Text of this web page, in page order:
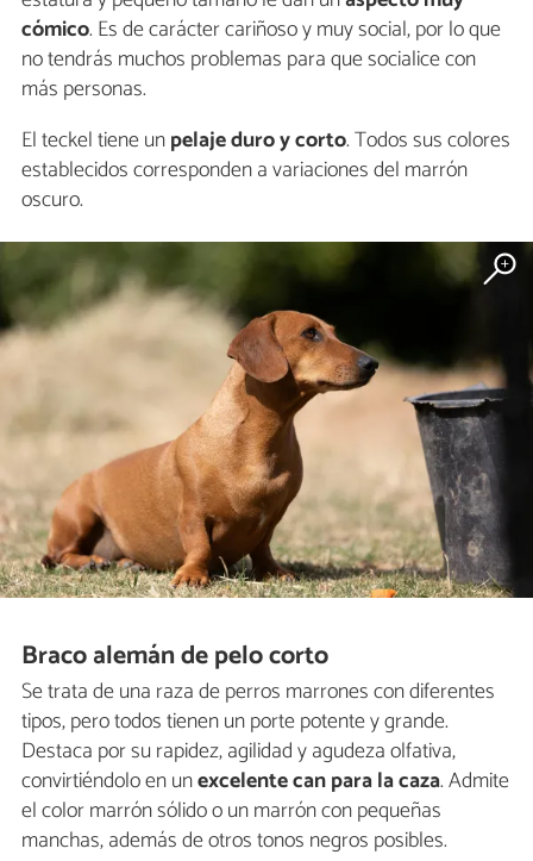
cómico. Es de carácter cariñoso y muy social, por lo que
no tendrás muchos problemas para que socialice con
más personas.
El teckel tiene unpelaje duro y corto. Todos sus colores
establecidos corresponden a variaciones del marrón
oscuro.
Braco alemán de pelo corto
Se trata de una raza de perros marrones con diferentes
tipos, pero todos tienen un porte potente y grande.
Destaca por su rapidez, agilidad y agudeza olfativa,
convirtiéndolo en unexcelente can para la caza. Admite
el color marrón sólido o un marrón con pequeñas
manchas, además de otros tonos negros posibles.